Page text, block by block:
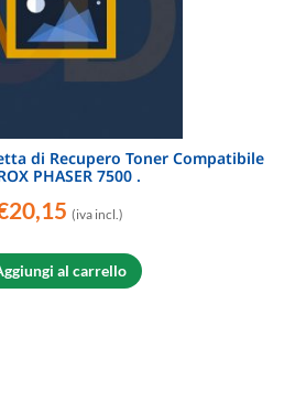
di Recupero Toner Compatibile
PHASER 7500 .
20,15 (iva incl.)
al carrello